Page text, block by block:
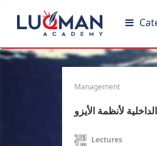
Management
لأنظمة الأيزو
Lectures